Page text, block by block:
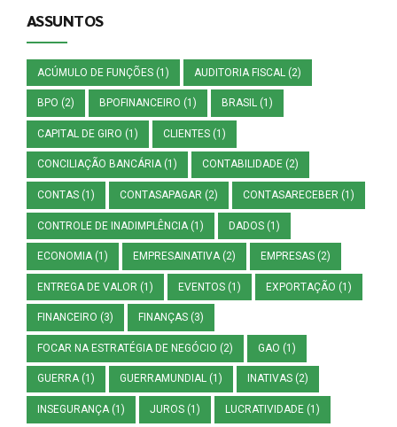
ASSUNTOS
ACÚMULO DE FUNÇÕES (1) AUDITORIA FISCAL (2)
BPO (2) BPOFINANCEIRO (1) BRASIL (1)
CAPITAL DE GIRO (1) CLIENTES (1)
CONCILIAÇÃO BANCÁRIA(1) CONTABILIDADE (2)
CONTAS (1) CONTASAPAGAR (2) CONTASARECEBER (1)
CONTROLE DE INADIMPLÊNCIA (1) DADOS (1)
ECONOMIA(1) EMPRESAINATIVA(2) EMPRESAS (2)
ENTREGA DE VALOR (1) EVENTOS (1) EXPORTAÇÃO (1)
FINANCEIRO (3) FINANÇAS (3)
FOCAR NA ESTRATÉGIA DE NEGÓCIO (2) GAO (1)
GUERRA(1) GUERRAMUNDIAL (1) INATIVAS (2)
INSEGURANÇA(1) JUROS (1) LUCRATIVIDADE (1)